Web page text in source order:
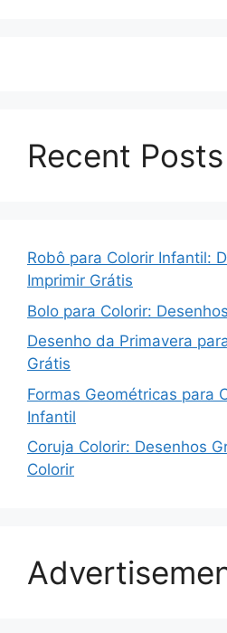
Recent Posts
Robô para Colorir Infantil:
Imprimir Grátis
Bolo para Colorir:
Desenho da Primavera
Grátis
Formas Geométricas para
Infantil
Coruja Colorir: Desenhos
Colorir